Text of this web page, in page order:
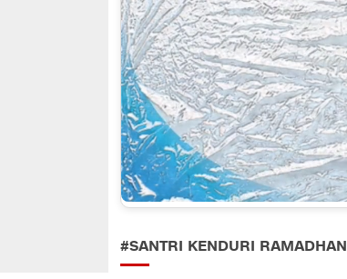
#SANTRI KENDURI RAMADHAN